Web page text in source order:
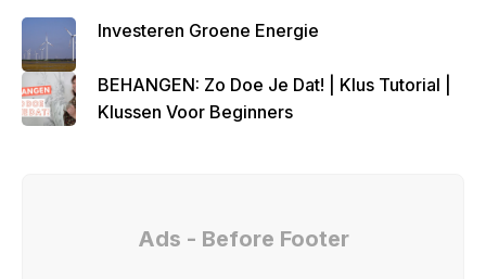
Investeren Groene Energie
BEHANGEN: Zo Doe Je Dat! | Klus Tutorial |
Klussen Voor Beginners
Ads - Before Footer